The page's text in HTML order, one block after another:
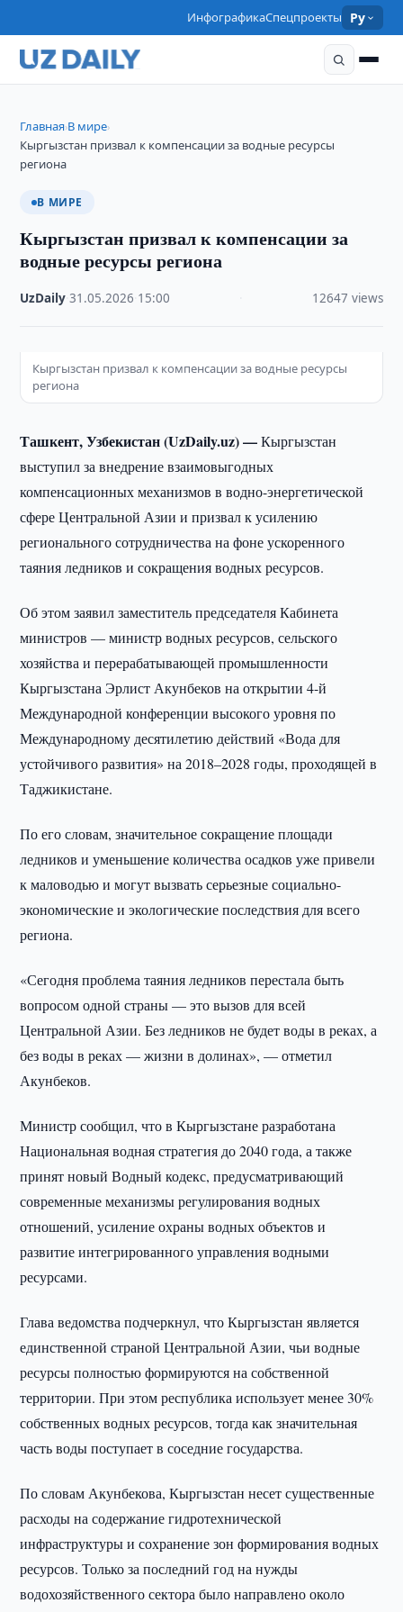
ИнфографикаСпецпроекты Ру
Главная›В мире›
Кыргызстан призвал к компенсации за водные ресурсы
региона
В МИРЕ
Кыргызстан призвал к компенсации за
водные ресурсы региона
UzDaily ·31.05.2026 15:00 12647 views
Кыргызстан призвал к компенсации за водные ресурсы
региона
Ташкент, Узбекистан (UzDaily.uz) —Кыргызстан
выступил за внедрение взаимовыгодных
компенсационных механизмов в водно-энергетической
сфере Центральной Азии и призвал к усилению
регионального сотрудничества на фоне ускоренного
таяния ледников и сокращения водных ресурсов.
Об этом заявил заместитель председателя Кабинета
министров — министр водных ресурсов, сельского
хозяйства и перерабатывающей промышленности
Кыргызстана Эрлист Акунбеков на открытии 4-й
Международной конференции высокого уровня по
Международному десятилетию действий «Вода для
устойчивого развития» на 2018–2028 годы, проходящей в
Таджикистане.
По его словам, значительное сокращение площади
ледников и уменьшение количества осадков уже привели
к маловодью и могут вызвать серьезные социально-
экономические и экологические последствия для всего
региона.
«Сегодня проблема таяния ледников перестала быть
вопросом одной страны — это вызов для всей
Центральной Азии. Без ледников не будет воды в реках, а
без воды в реках — жизни в долинах», — отметил
Акунбеков.
Министр сообщил, что в Кыргызстане разработана
Национальная водная стратегия до 2040 года, а также
принят новый Водный кодекс, предусматривающий
современные механизмы регулирования водных
отношений, усиление охраны водных объектов и
развитие интегрированного управления водными
ресурсами.
Глава ведомства подчеркнул, что Кыргызстан является
единственной страной Центральной Азии, чьи водные
ресурсы полностью формируются на собственной
территории. При этом республика использует менее 30%
собственных водных ресурсов, тогда как значительная
часть воды поступает в соседние государства.
По словам Акунбекова, Кыргызстан несет существенные
расходы на содержание гидротехнической
инфраструктуры и сохранение зон формирования водных
ресурсов. Только за последний год на нужды
водохозяйственного сектора было направлено около